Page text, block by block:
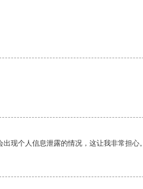
现个人信息泄露的情况，这让我非常担心。